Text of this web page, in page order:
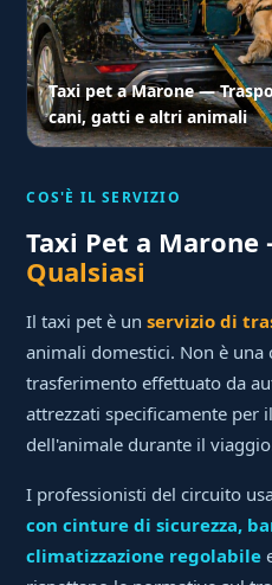
Taxi pet a Marone —
cani, gatti e altri animali
COS'È IL SERVIZIO
Taxi Pet a
Qualsiasi
Il taxi pet è unservizio di
animali domestici. Non è una
trasferimento effettuato da
attrezzati specificamente per
dell'animale durante il
I professionisti del circuito
con cinture di sicurezza,
climatizzazione regolabile